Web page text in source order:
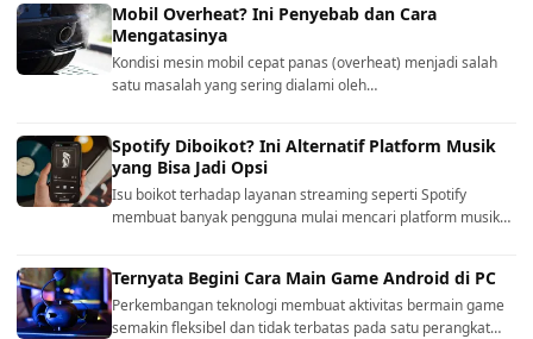
Mobil Overheat? Ini Penyebab dan Cara
Mengatasinya
Kondisi mesin mobil cepat panas (overheat) menjadi salah
satu masalah yang sering dialami oleh…
Spotify Diboikot? Ini Alternatif Platform Musik
yang Bisa Jadi Opsi
Isu boikot terhadap layanan streaming seperti Spotify
membuat banyak pengguna mulai mencari platform musik…
Ternyata Begini Cara Main Game Android di PC
Perkembangan teknologi membuat aktivitas bermain game
semakin fleksibel dan tidak terbatas pada satu perangkat…